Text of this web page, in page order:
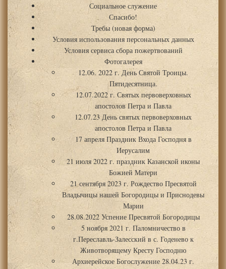
Социальное служение
Спасибо!
Требы (новая форма)
Условия использования персональных данных
Условия сервиса сбора пожертвований
Фотогалерея
12.06. 2022 г. День Святой Троицы.
Пятидесятница.
12.07.2022 г. Святых первоверховных
апостолов Петра и Павла
12.07.23 День святых первоверховных
апостолов Петра и Павла
17 апреля Праздник Входа Господня в
Иерусалим
21 июля 2022 г. праздник Казанской иконы
Божией Матери
21 сентября 2023 г. Рождество Пресвятой
Владычицы нашей Богородицы и Приснодевы
Марии
28.08.2022 Успение Пресвятой Богородицы
5 ноября 2021 г. Паломничество в
г.Переславль-Залесский в с. Годенево к
Животворящему Кресту Господню
Архиерейское Богослужение 28.04.23 г.